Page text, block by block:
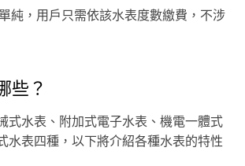
純，用戶只需依該水表度數繳費，不涉
些？
式水表、附加式電子水表、機電一體式
水表四種，以下將介紹各種水表的特性